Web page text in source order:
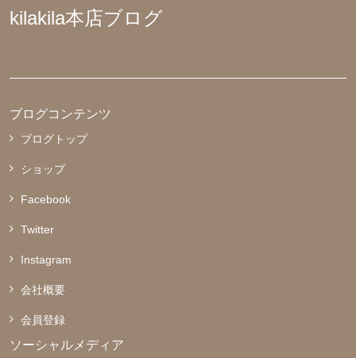
kilakila本店ブログ
ブログコンテンツ
ブログトップ
ショップ
Facebook
Twitter
Instagram
会社概要
会員登録
ソーシャルメディア